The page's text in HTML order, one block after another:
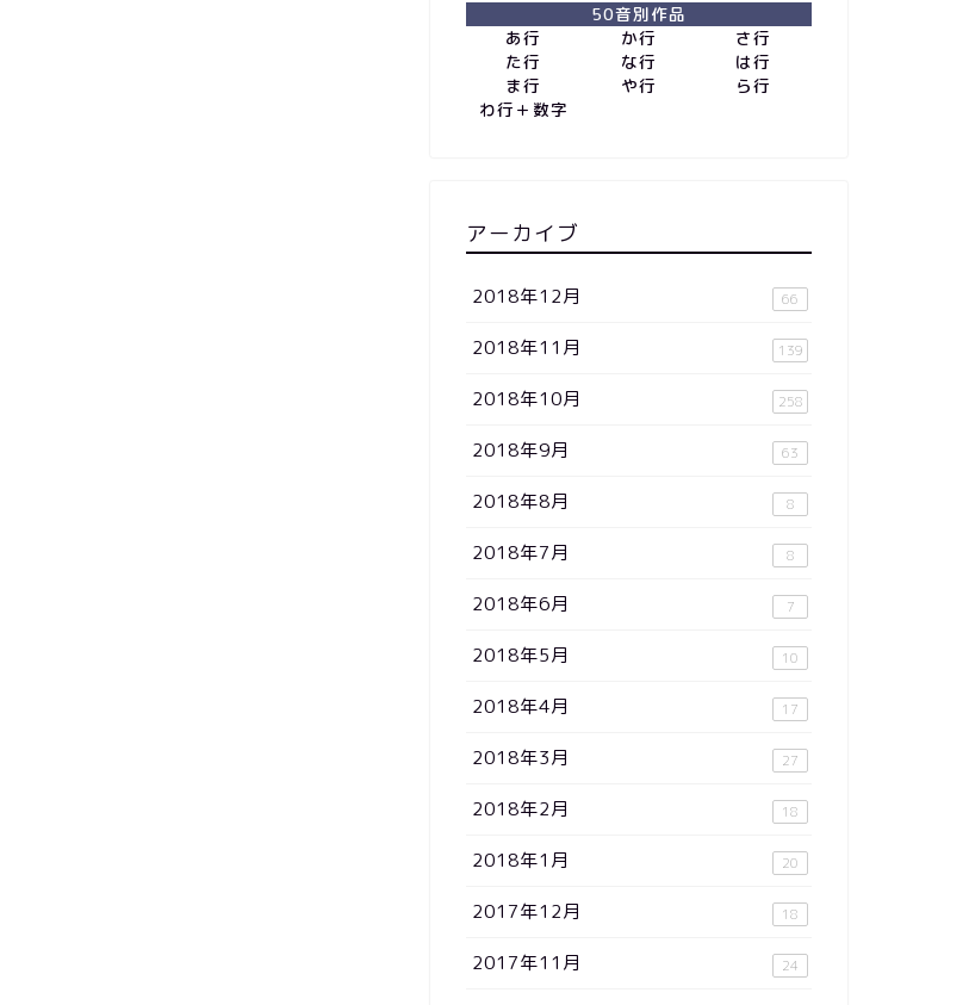
50音別作品
あ行
か行
さ行
た行
な行
は行
ま行
や行
ら行
わ行＋数字
アーカイブ
2018年12月 66
2018年11月 139
2018年10月 258
2018年9月 63
2018年8月 8
2018年7月 8
2018年6月 7
2018年5月 10
2018年4月 17
2018年3月 27
2018年2月 18
2018年1月 20
2017年12月 18
2017年11月 24